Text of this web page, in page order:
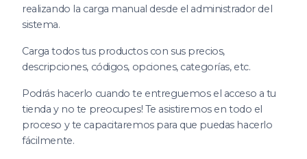
realizando la carga manual desde el administrador del
sistema.
Carga todos tus productos con sus precios,
descripciones, códigos, opciones, categorías, etc.
Podrás hacerlo cuando te entreguemos el acceso a tu
tienda y no te preocupes! Te asistiremos en todo el
proceso y te capacitaremos para que puedas hacerlo
fácilmente.